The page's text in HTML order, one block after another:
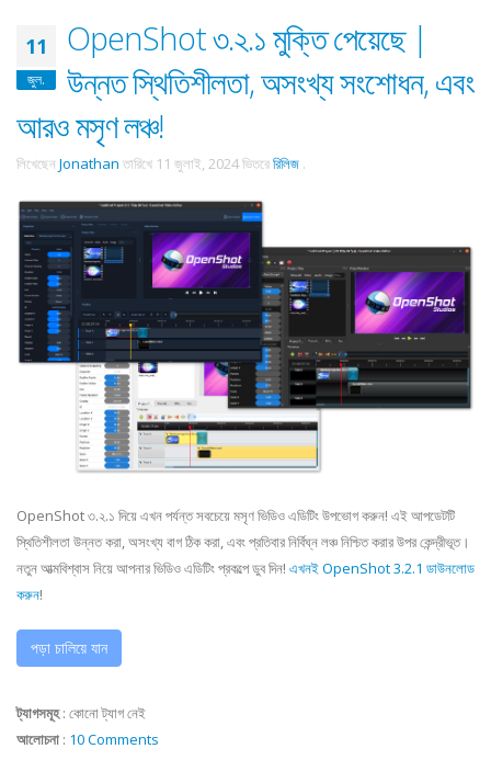
11
জুল.
OpenShot ৩.২.১ মুক্তি পেয়েছে |
উন্নত স্থিতিশীলতা, অসংখ্য সংশোধন, এবং
আরও মসৃণ লঞ্চ!
লিখেছেন Jonathan তারিখে 11 জুলাই, 2024ভিতরেরিলিজ .
OpenShot ৩.২.১ দিয়ে এখন পর্যন্ত সবচেয়ে মসৃণ ভিডিও এডিটিং উপভোগ করুন! এই আপডেটটি
স্থিতিশীলতা উন্নত করা, অসংখ্য বাগ ঠিক করা, এবং প্রতিবার নির্বিঘ্ন লঞ্চ নিশ্চিত করার উপর কেন্দ্রীভূত।
নতুন আত্মবিশ্বাস নিয়ে আপনার ভিডিও এডিটিং প্রকল্পে ডুব দিন! এখনই OpenShot 3.2.1 ডাউনলোড
করুন!
পড়া চালিয়ে যান
ট্যাগসমূহ: কোনো ট্যাগ নেই
আলোচনা : 10 Comments